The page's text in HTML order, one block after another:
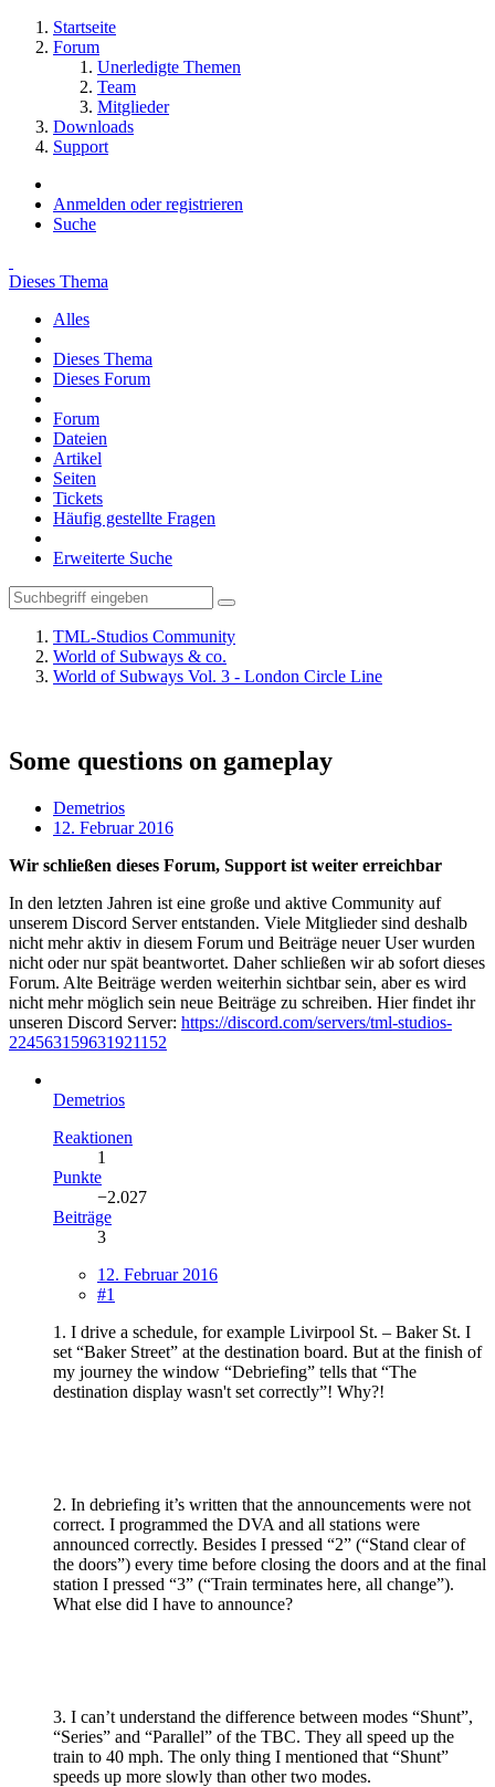
Startseite
Forum
Unerledigte Themen
Team
Mitglieder
Downloads
Support
Anmelden oder registrieren
Suche
Dieses Thema
Alles
Dieses Thema
Dieses Forum
Forum
Dateien
Artikel
Seiten
Tickets
Häufig gestellte Fragen
Erweiterte Suche
TML-Studios Community
World of Subways & co.
World of Subways Vol. 3 - London Circle Line
Some questions on gameplay
Demetrios
12. Februar 2016
Wir schließen dieses Forum, Support ist weiter erreichbar
In den letzten Jahren ist eine große und aktive Community auf
unserem Discord Server entstanden. Viele Mitglieder sind deshalb
nicht mehr aktiv in diesem Forum und Beiträge neuer User wurden
nicht oder nur spät beantwortet. Daher schließen wir ab sofort dieses
Forum. Alte Beiträge werden weiterhin sichtbar sein, aber es wird
nicht mehr möglich sein neue Beiträge zu schreiben. Hier findet ihr
unseren Discord Server: https://discord.com/servers/tml-studios-
224563159631921152
Demetrios
Reaktionen
1
Punkte
−2.027
Beiträge
3
12. Februar 2016
#1
1. I drive a schedule, for example Livirpool St. – Baker St. I
set “Baker Street” at the destination board. But at the finish of
my journey the window “Debriefing” tells that “The
destination display wasn't set correctly”! Why?!
2. In debriefing it’s written that the announcements were not
correct. I programmed the DVA and all stations were
announced correctly. Besides I pressed “2” (“Stand clear of
the doors”) every time before closing the doors and at the final
station I pressed “3” (“Train terminates here, all change”).
What else did I have to announce?
3. I can’t understand the difference between modes “Shunt”,
“Series” and “Parallel” of the TBC. They all speed up the
train to 40 mph. The only thing I mentioned that “Shunt”
speeds up more slowly than other two modes.